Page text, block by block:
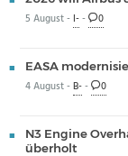
5 August - I-- 0
EASA
4 August -B-- 0
N3 Engine
überholt